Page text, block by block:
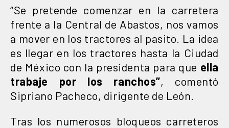
“Se pretende comenzar en la carretera
frente a la Central de Abastos, nos vamos
a mover en los tractores al pasito. La idea
es llegar en los tractores hasta la Ciudad
de México con la presidenta para que ella
trabaje por los ranchos”, comentó
Sipriano Pacheco, dirigente de León.
Tras los numerosos bloqueos carreteros